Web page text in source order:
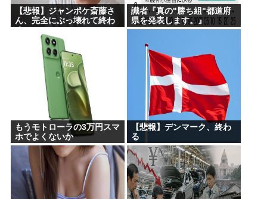
【悲報】ジャンポケ斎藤さ
ん、完全にぶっ壊れて終わ
識者『真の"勝ち組"都道府
県を発表します。』
もうモトローラの3万円スマ
ホでよくないか
【悲報】デンマーク、終わ
る